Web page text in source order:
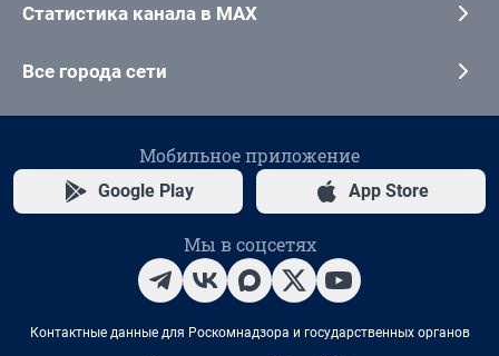
Статистика канала в MAX
Все города сети
Мобильное приложение
Google Play App Store
Мы в соцсетях
Контактные данные для Роскомнадзора и государственных органов